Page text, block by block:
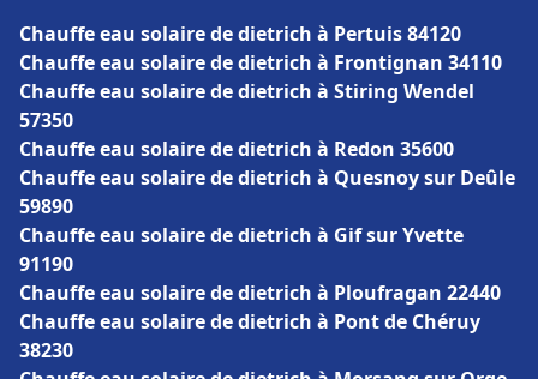
Chauffe eau solaire de dietrich à Pertuis 84120
Chauffe eau solaire de dietrich à Frontignan 34110
Chauffe eau solaire de dietrich à Stiring Wendel
57350
Chauffe eau solaire de dietrich à Redon 35600
Chauffe eau solaire de dietrich à Quesnoy sur Deûle
59890
Chauffe eau solaire de dietrich à Gif sur Yvette
91190
Chauffe eau solaire de dietrich à Ploufragan 22440
Chauffe eau solaire de dietrich à Pont de Chéruy
38230